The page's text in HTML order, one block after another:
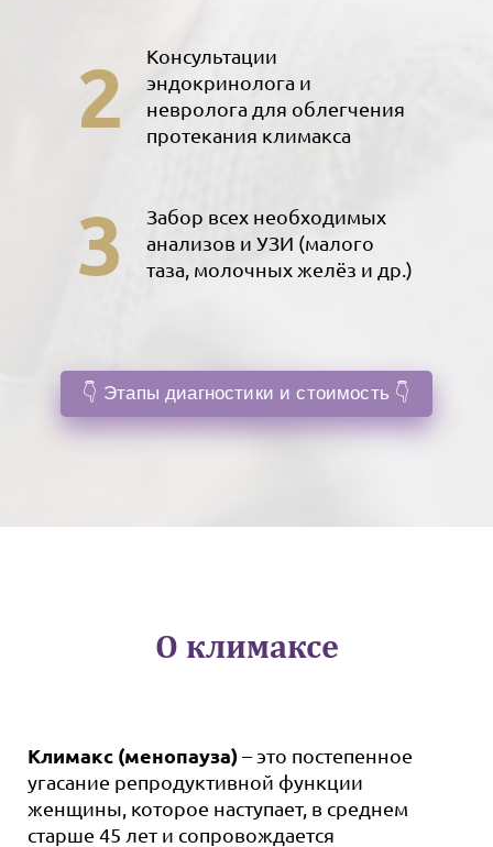
2
Консультации
эндокринолога и
невролога для облегчения
протекания климакса
3
Забор всех необходимых
анализов и УЗИ (малого
таза, молочных желёз и др.)
👇 Этапы диагностики и стоимость 👇
О климаксе
Климакс (менопауза)– это постепенное
угасание репродуктивной функции
женщины, которое наступает, в среднем
старше 45 лет и сопровождается